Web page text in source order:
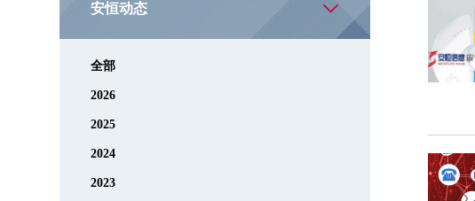
安恒动态
全部
2026
2025
2024
2023